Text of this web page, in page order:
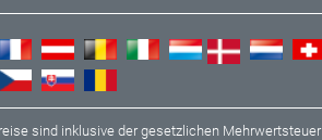
sind inklusive der gesetzlichen Mehrwertsteuer